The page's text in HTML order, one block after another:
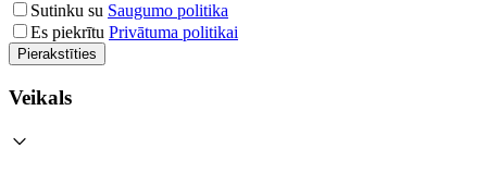
Sutinku su Saugumo politika
Es piekrītu Privātuma politikai
Pierakstīties
Veikals